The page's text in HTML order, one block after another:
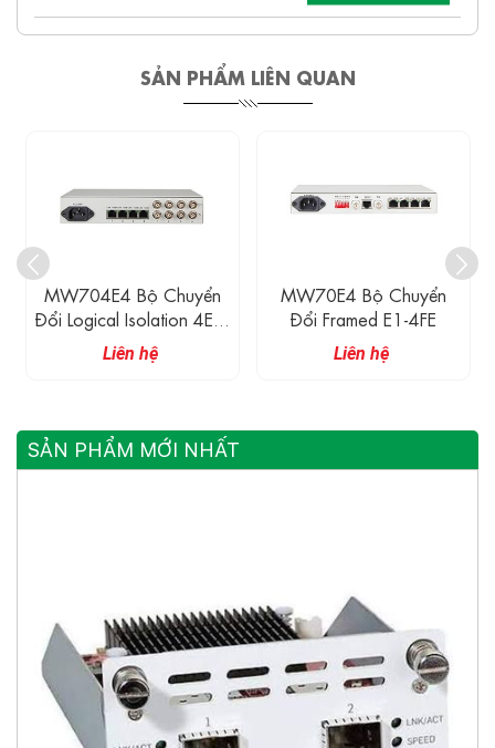
SẢN PHẨM LIÊN QUAN
MW704E4 Bộ Chuyển
Đổi Logical Isolation 4E1-
4FE (Desktop Type)
Liên hệ
MW70E4 Bộ Chuyển
Đổi Framed E1-4FE
Liên hệ
SẢN PHẨM MỚI NHẤT